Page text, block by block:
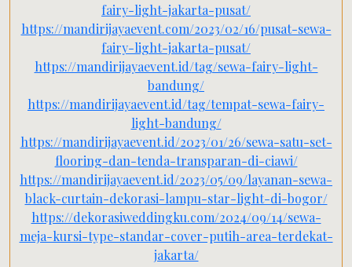
fairy-light-jakarta-pusat/
https://mandirijayaevent.com/2023/02/16/pusat-sewa-
fairy-light-jakarta-pusat/
https://mandirijayaevent.id/tag/sewa-fairy-light-
bandung/
https://mandirijayaevent.id/tag/tempat-sewa-fairy-
light-bandung/
https://mandirijayaevent.id/2023/01/26/sewa-satu-set-
flooring-dan-tenda-transparan-di-ciawi/
https://mandirijayaevent.id/2023/05/09/layanan-sewa-
black-curtain-dekorasi-lampu-star-light-di-bogor/
https://dekorasiweddingku.com/2024/09/14/sewa-
meja-kursi-type-standar-cover-putih-area-terdekat-
jakarta/